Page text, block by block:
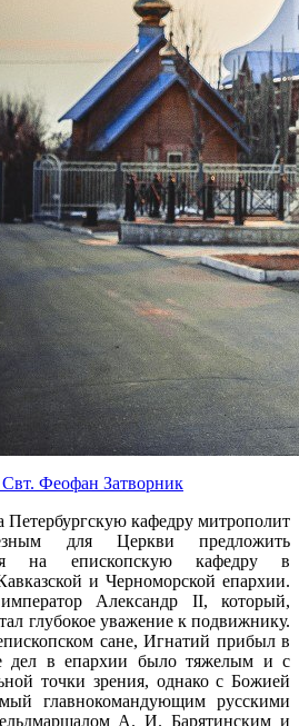
Феофан Затворник
Петербургскую кафедру митрополит
для Церкви предложить
на епископскую кафедру в
и Черноморской епархии.
Александр II, который,
глубокое уважение к подвижнику.
сане, Игнатий прибыл в
дел в епархии было тяжелым и с
точки зрения, однако с Божией
главнокомандующим русскими
А. И. Барятинским и